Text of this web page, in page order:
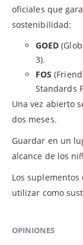
oficiales que
sostenibilidad:
GOED
3).
FOS
Standards
Una vez abierto
dos meses.
Guardar en un
alcance de los
Los suplementos
utilizar como
OPINIONES